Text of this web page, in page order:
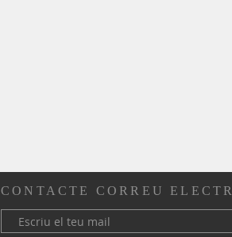
CONTACTE CORREU